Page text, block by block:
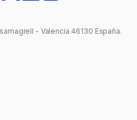
- Valencia 46130 España.